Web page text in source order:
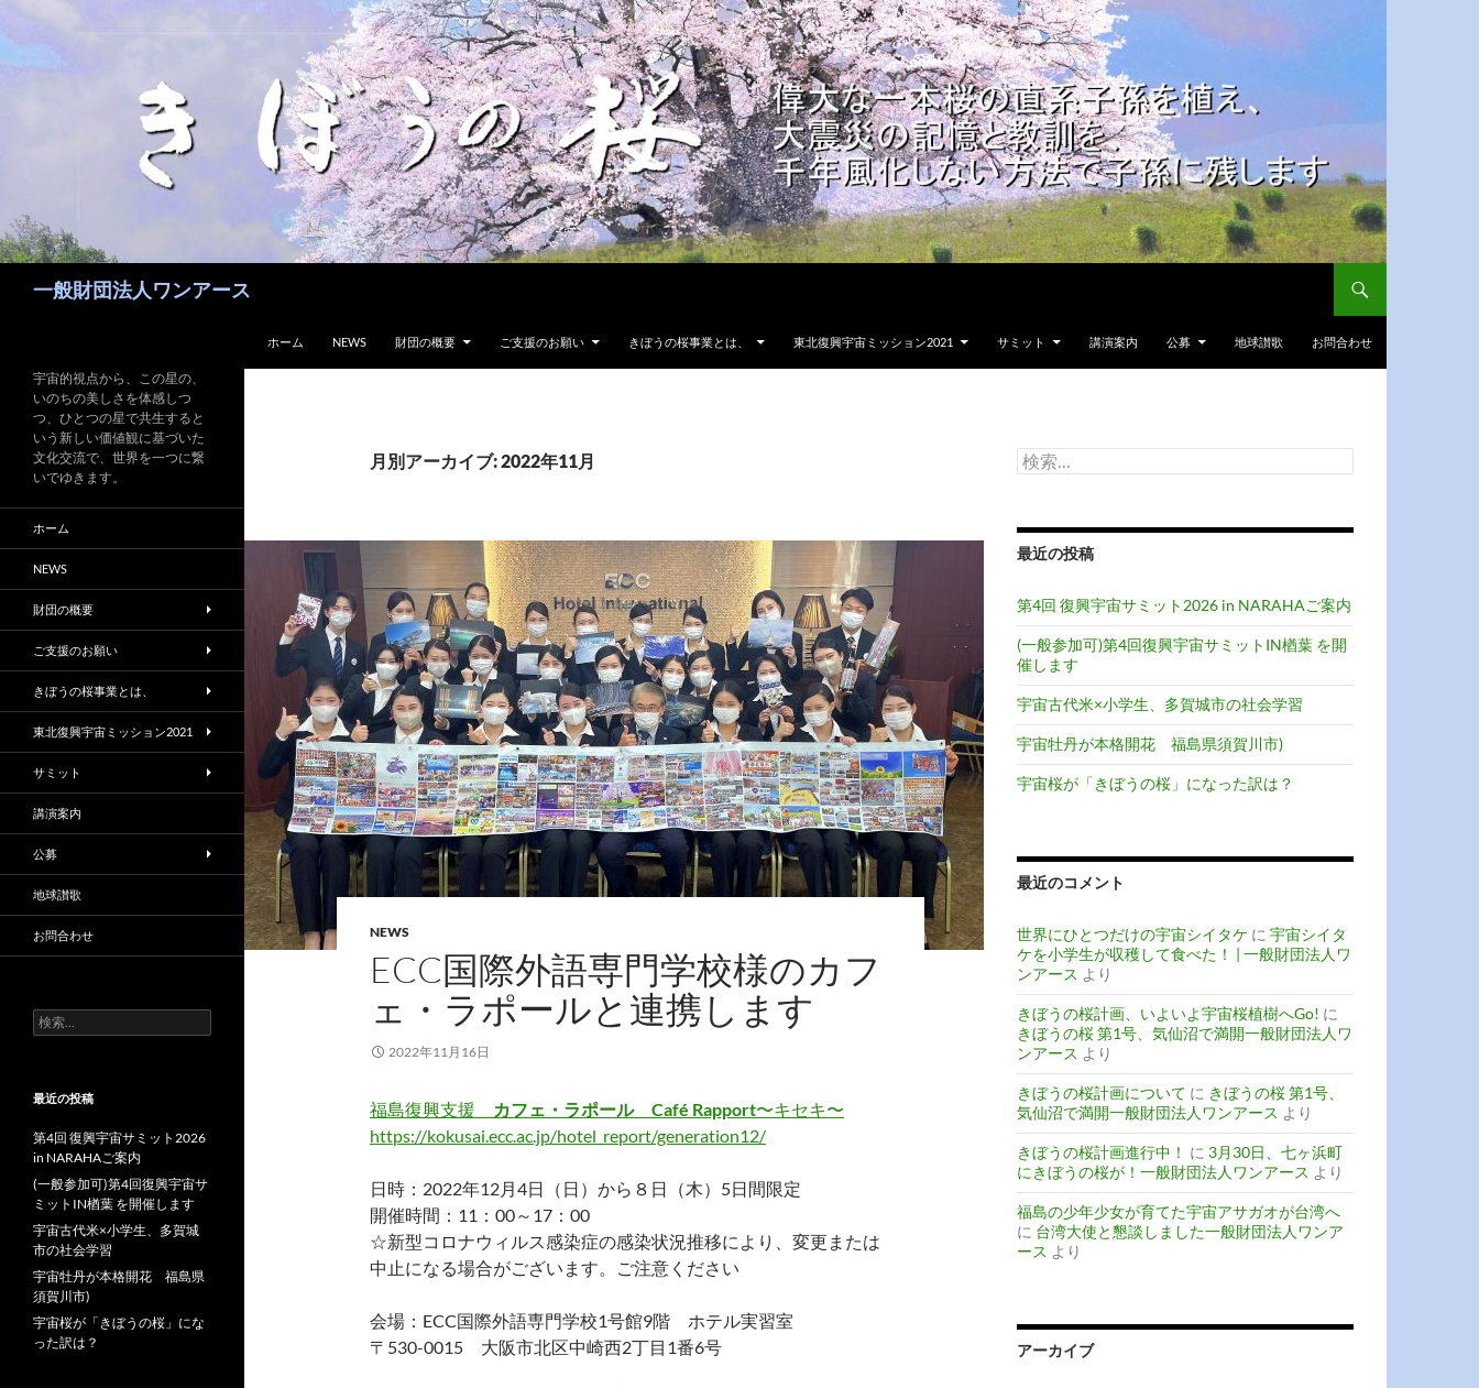
ン
テ
ッ
プ
一般財団法人ワンアース
ホーム NEWS 財団の概要 ご支援のお願い きぼうの桜事業とは、 東北復興宇宙ミッション2021 サミット 講演案内 公募 地球讃歌 お問合わせ
月別アーカイブ: 2022年11月
NEWS
ECC国際外語専門学校様のカフ
ェ・ラポールと連携します
2022年11月16日
福島復興支援 カフェ・ラポール Café Rapport〜キセキ〜
https://kokusai.ecc.ac.jp/hotel_report/generation12/
日時：2022年12月4日（日）から８日（木）5日間限定
開催時間：11：00～17：00
☆新型コロナウィルス感染症の感染状況推移により、変更または
中止になる場合がございます。ご注意ください
会場：ECC国際外語専門学校1号館9階 ホテル実習室
〒530-0015 大阪市北区中崎西2丁目1番6号
検
索:
最近の投稿
第4回 復興宇宙サミット2026 in NARAHAご案内
(一般参加可)第4回復興宇宙サミットIN楢葉 を開
催します
宇宙古代米×小学生、多賀城市の社会学習
宇宙牡丹が本格開花 福島県須賀川市)
宇宙桜が「きぼうの桜」になった訳は？
最近のコメント
世界にひとつだけの宇宙シイタケ に 宇宙シイタ
ケを小学生が収穫して食べた！ | 一般財団法人ワ
ンアース より
きぼうの桜計画、いよいよ宇宙桜植樹へGo! に
きぼうの桜 第1号、気仙沼で満開一般財団法人ワ
ンアース より
きぼうの桜計画について に きぼうの桜 第1号、
気仙沼で満開一般財団法人ワンアース より
きぼうの桜計画進行中！ に 3月30日、七ヶ浜町
にきぼうの桜が！一般財団法人ワンアース より
福島の少年少女が育てた宇宙アサガオが台湾へ
に 台湾大使と懇談しました一般財団法人ワンア
ース より
アーカイブ
宇宙的視点から、この星の、
いのちの美しさを体感しつ
つ、ひとつの星で共生すると
いう新しい価値観に基づいた
文化交流で、世界を一つに繋
いでゆきます。
ホーム
NEWS
財団の概要
ご支援のお願い
きぼうの桜事業とは、
東北復興宇宙ミッション2021
サミット
講演案内
公募
地球讃歌
お問合わせ
検
索:
最近の投稿
第4回 復興宇宙サミット2026
in NARAHAご案内
(一般参加可)第4回復興宇宙サ
ミットIN楢葉 を開催します
宇宙古代米×小学生、多賀城
市の社会学習
宇宙牡丹が本格開花 福島県
須賀川市)
宇宙桜が「きぼうの桜」にな
った訳は？